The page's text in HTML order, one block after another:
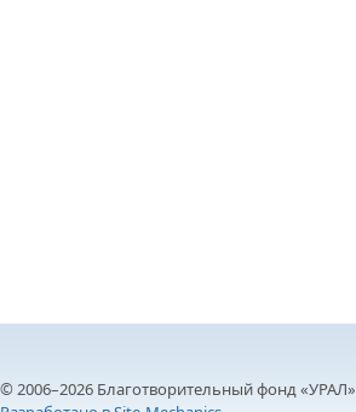
© 2006–2026 Благотворительный фонд «УРАЛ»